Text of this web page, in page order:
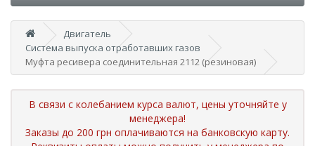
Двигатель
Система выпуска отработавших газов
Муфта ресивера соединительная 2112 (резиновая)
В связи с колебанием курса валют, цены уточняйте у
менеджера!
Заказы до 200 грн оплачиваются на банковскую карту.